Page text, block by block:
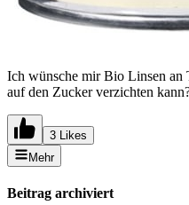
Ich wünsche mir Bio Linsen an
auf den Zucker verzichten
3 Likes
Mehr
Beitrag archiviert